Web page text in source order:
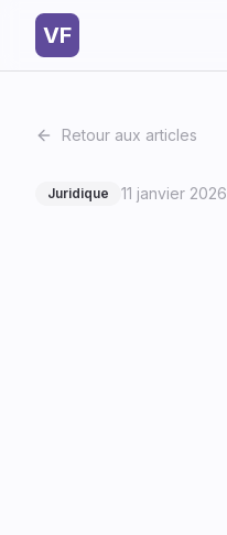
VF
Retour aux articles
Juridique 11 janvier 2026